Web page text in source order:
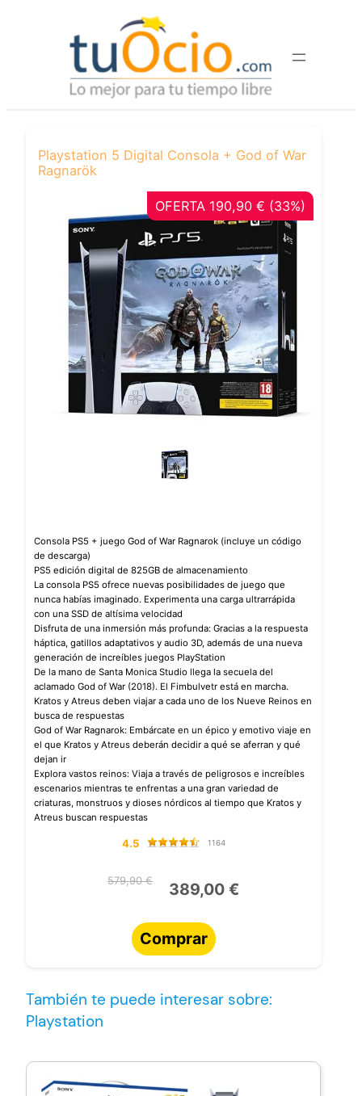
Playstation 5 Digital Consola + God of War
Ragnarök
OFERTA 190,90 € (33%)
Consola PS5 + juego God of War Ragnarok (incluye un código
de descarga)
PS5 edición digital de 825GB de almacenamiento
La consola PS5 ofrece nuevas posibilidades de juego que
nunca habías imaginado. Experimenta una carga ultrarrápida
con una SSD de altísima velocidad
Disfruta de una inmersión más profunda: Gracias a la respuesta
háptica, gatillos adaptativos y audio 3D, además de una nueva
generación de increíbles juegos PlayStation
De la mano de Santa Monica Studio llega la secuela del
aclamado God of War (2018). El Fimbulvetr está en marcha.
Kratos y Atreus deben viajar a cada uno de los Nueve Reinos en
busca de respuestas
God of War Ragnarok: Embárcate en un épico y emotivo viaje en
el que Kratos y Atreus deberán decidir a qué se aferran y qué
dejan ir
Explora vastos reinos: Viaja a través de peligrosos e increíbles
escenarios mientras te enfrentas a una gran variedad de
criaturas, monstruos y dioses nórdicos al tiempo que Kratos y
Atreus buscan respuestas
4.5 1164
579,90 € 389,00 €
Comprar
También te puede interesar sobre:
Playstation